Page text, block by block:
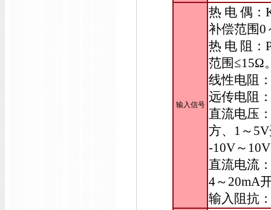
输入信号
热 电 偶：
补偿范围
热 电 阻：
范围≤15Ω
线性电阻
远传电阻
直流电压
方、1～
-10V～
直流电流
4～20mA
输入阻抗